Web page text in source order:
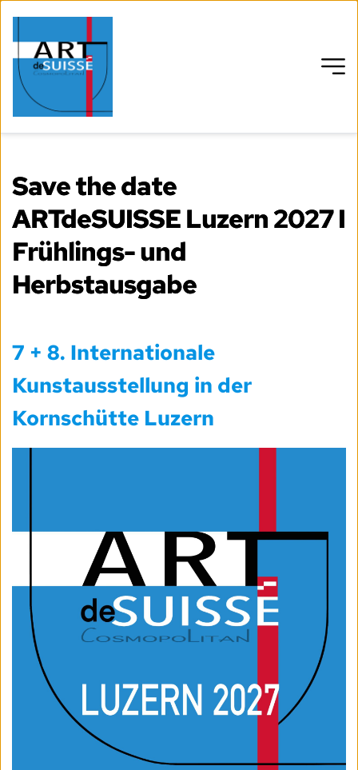
Save the date
ARTdeSUISSE Luzern 2027 I
Frühlings- und
Herbstausgabe
7 + 8. Internationale
Kunstausstellung in der
Kornschütte Luzern